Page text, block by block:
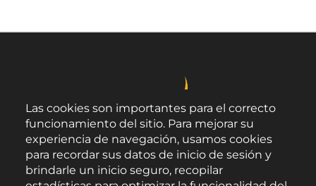
Las cookies son importantes para el correcto
funcionamiento del sitio. Para mejorar su
experiencia de navegación, usamos cookies
para recordar sus datos de inicio de sesión y
brindarle un inicio seguro, recopilar